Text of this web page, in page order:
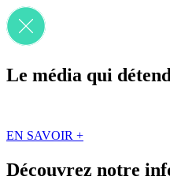
Le média qui
EN SAVOIR +
Découvrez notre